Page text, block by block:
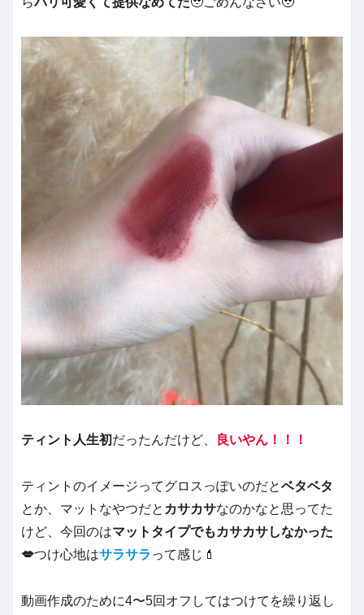
ティント人生初だったんだけど、 良いやん！！！
ティントのイメージってグロスっぽいのだとベタベタ
とか、マットなやつだと カサカサなのかなと思ってた
けど、今回のはマットタイプでもカサカサしなかった
💋つけ心地はサラサラ って感じ💄
動画作成のために4〜5回オフしてはつけてを繰り返し